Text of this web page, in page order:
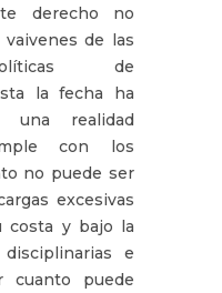
derecho no
de las
de
la fecha ha
una realidad
con los
no puede ser
excesivas
costa y bajo la
e
cuanto puede